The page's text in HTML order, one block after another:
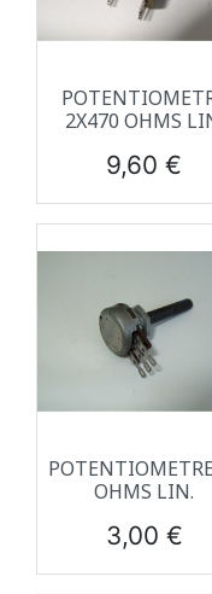
2X470 OHMS
Prix
9,60 €
OHMS LIN.
Prix
3,00 €